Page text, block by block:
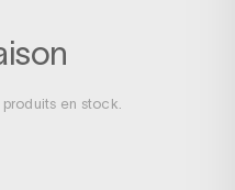
en stock.